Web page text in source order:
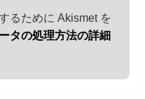
るために Akismet を
タの処理方法の詳細